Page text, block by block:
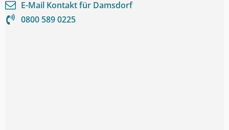
E-Mail Kontakt für Damsdorf
0800 589 0225